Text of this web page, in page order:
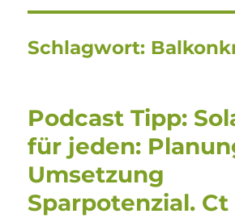
Schlagwort:
Podcast Tipp:
für jeden:
Umsetzung
Sparpotenzial.